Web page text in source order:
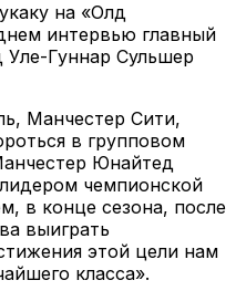
на «Олд
интервью главный
Гуннар Сульшер
Манчестер Сити,
в групповом
Юнайтед
чемпионской
в конце сезона, после
выиграть
этой цели нам
класса».